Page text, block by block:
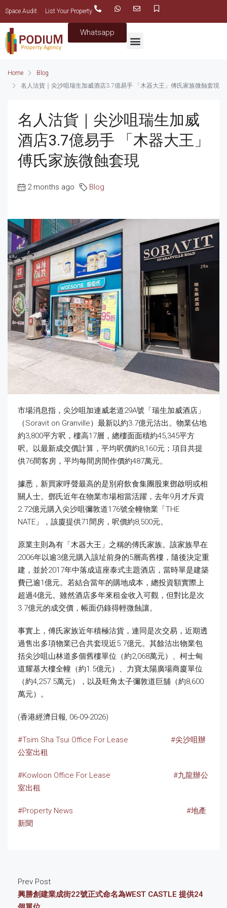
Space Audit List Your Property
Whatsapp
Home
Blog
名人沽貨｜尖沙咀瑞生加威酒店3.7億易手 「木器大王」傅氏家族微蝕套現
名人沽貨｜尖沙咀瑞生加威
酒店3.7億易手 「木器大王」
傅氏家族微蝕套現
2 months ago Blog
市場消息指，尖沙咀加連威老道29A號「瑞生加威酒店」
（Soravit on Granville）最新以約3.7億元沽出。物業佔地
約3,800平方呎，樓高17層，總樓面面積約45,345平方
呎。以最新成交價計算，平均呎價約8,160元；項目共提
供76間客房，平均每間房間作價約487萬元。
據悉，新買家呼聲最高的是別府飲食集團股東鄧啟明或相
關人士。鄧氏近年在物業市場相當活躍，去年9月才斥資
2.72億元購入尖沙咀彌敦道176號全幢物業「THE
NATE」，該廈提供71間房，呎價約8,500元。
原業主則為有「木器大王」之稱的傅氏家族。該家族早在
2006年以逾3億元購入該址前身的5層高舊樓，隨後決定重
建，並於2017年中落成這座泰式主題酒店，當時單是建築
費已逾1億元。若結合當年的購地成本，總投資額實際上
超過4億元。雖然酒店多年來租金收入可觀，但對比是次
3.7億元的成交價，帳面仍錄得輕微蝕讓。
事實上，傅氏家族近年積極沽貨，連同是次交易，近期透
過售出多項物業已合共套現近5.7億元。其餘沽出物業包
括尖沙咀山林道多個舊樓單位（約2,068萬元）、柯士甸
道耀基大樓全幢（約1.5億元）、力寶太陽廣場商廈單位
（約4,257.5萬元），以及旺角太子彌敦道巨舖（約8,600
萬元）。
(香港經濟日報, 06-09-2026)
#Tsim Sha Tsui Office For Lease
#尖沙咀辦
公室出租
#Kowloon Office For Lease
#九龍辦公
室出租
#Property News
#地產
新聞
Prev Post
興勝創建業成街22號正式命名為WEST CASTLE 提供24